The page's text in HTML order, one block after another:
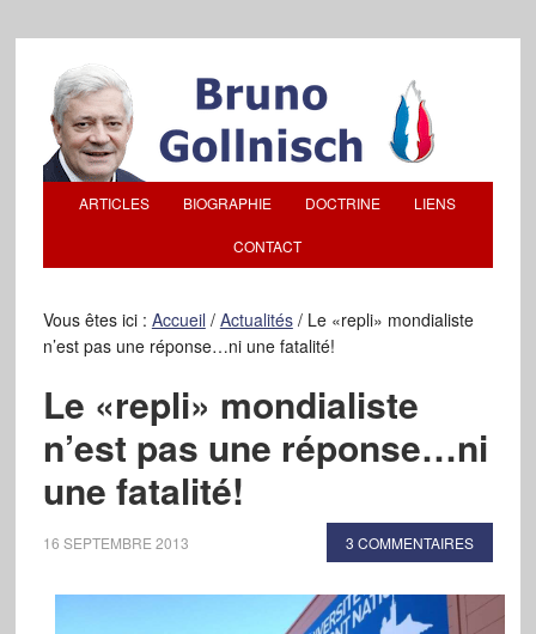
ARTICLES BIOGRAPHIE DOCTRINE LIENS
CONTACT
Vous êtes ici : Accueil / Actualités /Le «repli» mondialiste
n’est pas une réponse…ni une fatalité!
Le «repli» mondialiste
n’est pas une réponse…ni
une fatalité!
16 SEPTEMBRE 2013 3 COMMENTAIRES